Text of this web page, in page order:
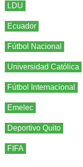
LDU
Ecuador
Fútbol Nacional
Universidad Católica
Fútbol Internacional
Emelec
Deportivo Quito
FIFA